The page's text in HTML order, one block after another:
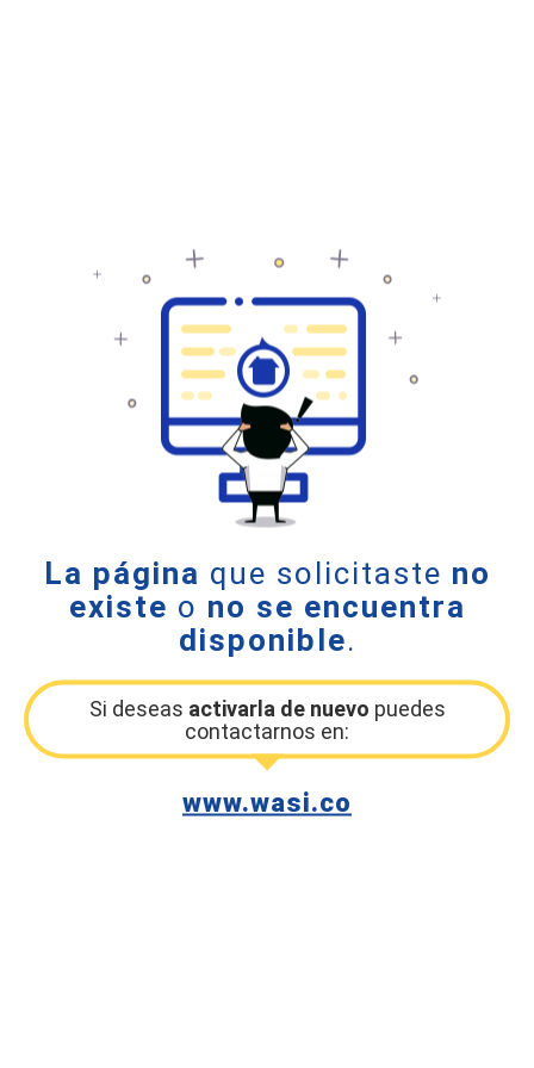
La página que solicitaste no
existe o no se encuentra
disponible.
Si deseas activarla de nuevo puedes
contactarnos en:
www.wasi.co